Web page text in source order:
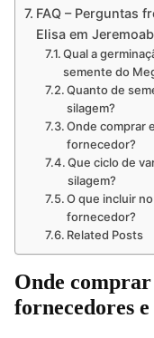
FAQ – Perguntas
Elisa em
Qual a
semente do
Quanto de
silagem?
Onde comprar
fornecedor?
Que ciclo de
silagem?
O que incluir
fornecedor?
Related Posts
Onde
fornecedores